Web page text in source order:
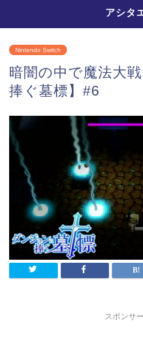
アシタ
Nintendo Switch
暗闇の中で魔法大
捧ぐ墓標】#6
スポンサ